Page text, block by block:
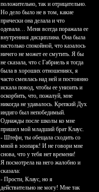
положительно, так и отрицательно.
Но дело было не в том, какие
прически она делала и что
одевала… Меня всегда поражала ее
внутренняя дисциплина. Она была
настолько спокойной, что казалось
ничего не может ее смутить. Я бы
не сказала, что с Габриель я тогда
была в хороших отношениях, я
часто смеялась над ней и постоянно
искала повод, чтобы ее унизить и
оскорбить, что, пожалуй, мне
никогда не удавалось. Крепкий Дух
индиго был непобедимый.
Однажды после школы ко мне
пришел мой младший брат Клаус.
- Штефи, ты обещала сходить со
мной в зоопарк! И не говори мне
снова, что у тебя нет времени!
Я посмотрела на него жалобно и
сказала:
- Прости, Клаус, но я
действительно не могу! Мне так